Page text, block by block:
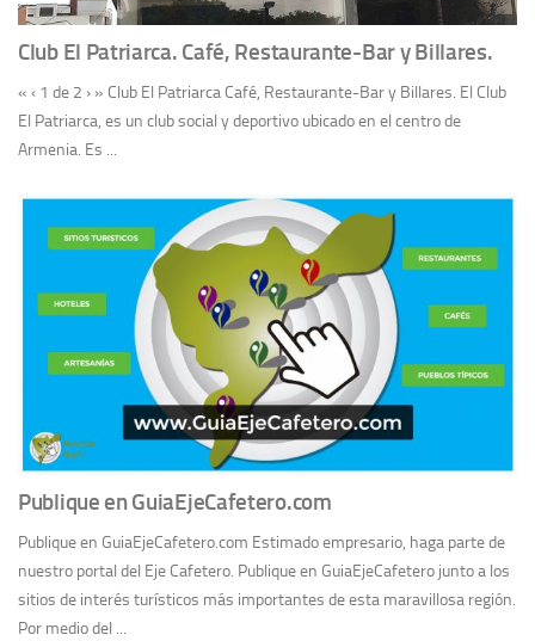
Club El Patriarca. Café, Restaurante-Bar y Billares.
« ‹ 1 de 2 › » Club El Patriarca Café, Restaurante-Bar y Billares. El Club
El Patriarca, es un club social y deportivo ubicado en el centro de
Armenia. Es ...
Publique en GuiaEjeCafetero.com
Publique en GuiaEjeCafetero.com Estimado empresario, haga parte de
nuestro portal del Eje Cafetero. Publique en GuiaEjeCafetero junto a los
sitios de interés turísticos más importantes de esta maravillosa región.
Por medio del ...